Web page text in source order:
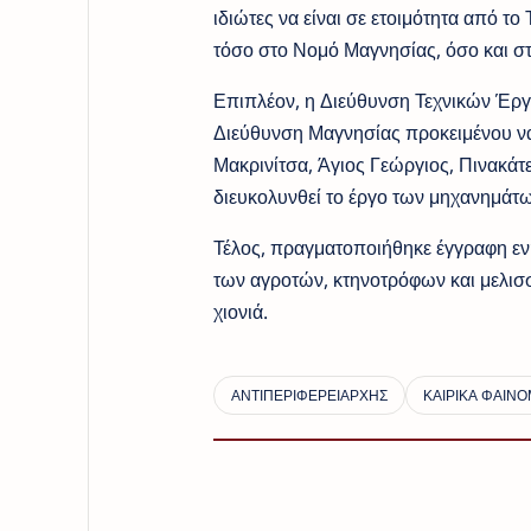
ιδιώτες να είναι σε ετοιμότητα από
τόσο στο Νομό Μαγνησίας, όσο και
Επιπλέον, η Διεύθυνση Τεχνικών
Διεύθυνση Μαγνησίας προκειμένου
Μακρινίτσα, Άγιος Γεώργιος,
διευκολυνθεί το έργο των
Τέλος, πραγματοποιήθηκε έγγραφη
των αγροτών, κτηνοτρόφων και
χιονιά.